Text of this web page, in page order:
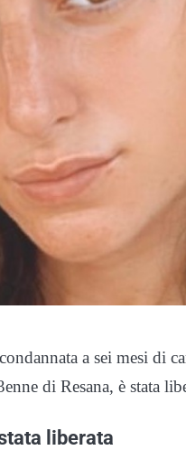
a sei mesi di
di Resana, è stata
liberata